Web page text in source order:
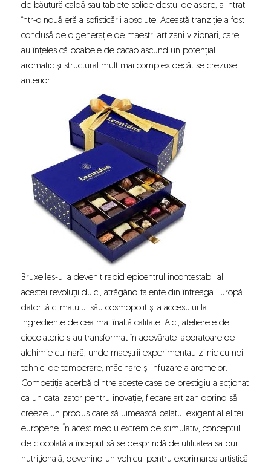
de băutură caldă sau tablete solide destul de aspre, a intrat
într-o nouă eră a sofisticării absolute. Această tranziție a fost
condusă de o generație de maeștri artizani vizionari, care
au înțeles că boabele de cacao ascund un potențial
aromatic și structural mult mai complex decât se crezuse
anterior.
Bruxelles-ul a devenit rapid epicentrul incontestabil al
acestei revoluții dulci, atrăgând talente din întreaga Europă
datorită climatului său cosmopolit și a accesului la
ingrediente de cea mai înaltă calitate. Aici, atelierele de
ciocolaterie s-au transformat în adevărate laboratoare de
alchimie culinară, unde maeștrii experimentau zilnic cu noi
tehnici de temperare, măcinare și infuzare a aromelor.
Competiția acerbă dintre aceste case de prestigiu a acționat
ca un catalizator pentru inovație, fiecare artizan dorind să
creeze un produs care să uimească palatul exigent al elitei
europene. În acest mediu extrem de stimulativ, conceptul
de ciocolată a început să se desprindă de utilitatea sa pur
nutrițională, devenind un vehicul pentru exprimarea artistică